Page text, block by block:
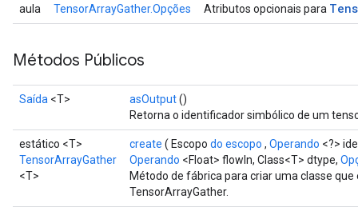
aula TensorArrayGather.Opções Atributos opcionais para
Métodos Públicos
Saída <T> asOutput()
Retorna o identificador simbólico de um
estático <T>
TensorArrayGather
<T>
create ( Escopo do escopo , Operando <?>
Operando <Float> flowIn, Class<T> dtype,
Método de fábrica para criar uma classe
TensorArrayGather.